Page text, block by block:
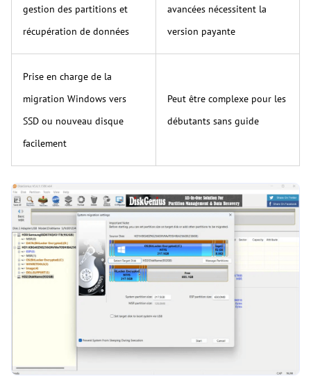
gestion des partitions et
récupération de données
avancées nécessitent la
version payante
Prise en charge de la
migration Windows vers
SSD ou nouveau disque
facilement
Peut être complexe pour les
débutants sans guide